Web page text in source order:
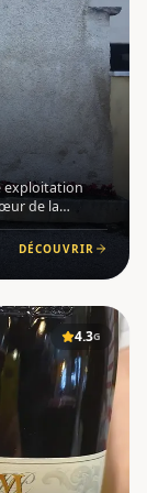
exploitation
de la
centaine de
de Ge
DÉCOUVRIR
4.3G